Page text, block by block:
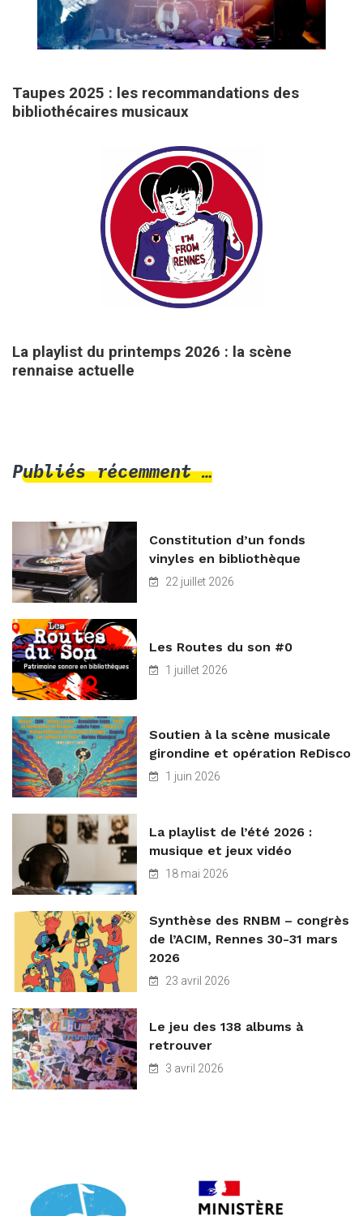
Taupes 2025 : les recommandations des
bibliothécaires musicaux
La playlist du printemps 2026 : la scène
rennaise actuelle
Publiés récemment …
Constitution d’un fonds
vinyles en bibliothèque
22 juillet 2026
Les Routes du son #0
1 juillet 2026
Soutien à la scène musicale
girondine et opération ReDisco
1 juin 2026
La playlist de l’été 2026 :
musique et jeux vidéo
18 mai 2026
Synthèse des RNBM – congrès
de l’ACIM, Rennes 30-31 mars
2026
23 avril 2026
Le jeu des 138 albums à
retrouver
3 avril 2026